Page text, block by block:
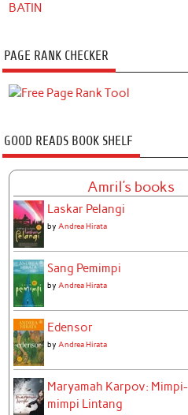
BATIN
PAGE RANK CHECKER
GOOD READS BOOK SHELF
Amril's books
Laskar Pelangi
by Andrea Hirata
Sang Pemimpi
by Andrea Hirata
Edensor
by Andrea Hirata
Maryamah Karpov: Mimpi-
mimpi Lintang